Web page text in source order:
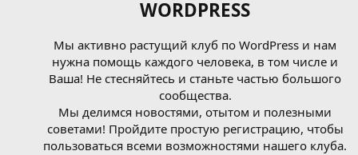
WORDPRESS
Мы активно растущий клуб по WordPress и нам
нужна помощь каждого человека, в том числе и
Ваша! Не стесняйтесь и станьте частью большого
сообщества.
Мы делимся новостями, отытом и полезными
советами! Пройдите простую регистрацию, чтобы
пользоваться всеми возможностями нашего клуба.